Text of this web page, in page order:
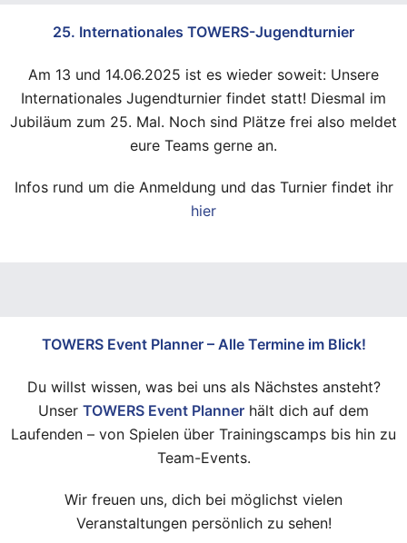
25. Internationales TOWERS-Jugendturnier
Am 13 und 14.06.2025 ist es wieder soweit: Unsere
Internationales Jugendturnier findet statt! Diesmal im
Jubiläum zum 25. Mal. Noch sind Plätze frei also meldet
eure Teams gerne an.
Infos rund um die Anmeldung und das Turnier findet ihr
hier
TOWERS Event Planner – Alle Termine im Blick!
Du willst wissen, was bei uns als Nächstes ansteht?
Unser TOWERS Event Planner hält dich auf dem
Laufenden – von Spielen über Trainingscamps bis hin zu
Team-Events.
Wir freuen uns, dich bei möglichst vielen
Veranstaltungen persönlich zu sehen!